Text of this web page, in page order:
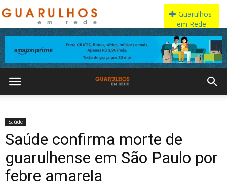
Saúde
Saúde confirma morte de
guarulhense em São Paulo por
febre amarela